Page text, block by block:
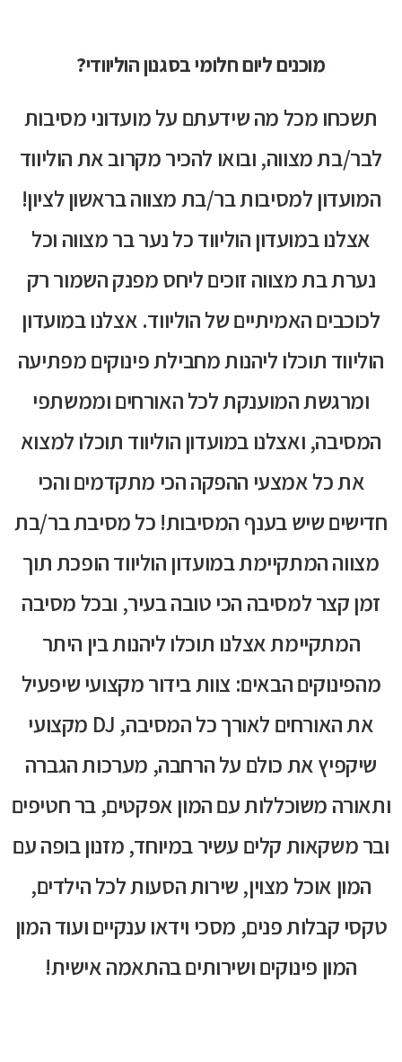
מוכנים ליום חלומי בסגנון הוליוודי?​
תשכחו מכל מה שידעתם על מועדוני מסיבות
לבר/בת מצווה, ובואו להכיר מקרוב את הוליווד
המועדון למסיבות בר/בת מצווה בראשון לציון!
אצלנו במועדון הוליווד כל נער בר מצווה וכל
נערת בת מצווה זוכים ליחס מפנק השמור רק
לכוכבים האמיתיים של הוליווד. אצלנו במועדון
הוליווד תוכלו ליהנות מחבילת פינוקים מפתיעה
ומרגשת המוענקת לכל האורחים וממשתפי
המסיבה, ואצלנו במועדון הוליווד תוכלו למצוא
את כל אמצעי ההפקה הכי מתקדמים והכי
חדישים שיש בענף המסיבות! כל מסיבת בר/בת
מצווה המתקיימת במועדון הוליווד הופכת תוך
זמן קצר למסיבה הכי טובה בעיר, ובכל מסיבה
המתקיימת אצלנו תוכלו ליהנות בין היתר
מהפינוקים הבאים: צוות בידור מקצועי שיפעיל
את האורחים לאורך כל המסיבה, DJ מקצועי
שיקפיץ את כולם על הרחבה, מערכות הגברה
ותאורה משוכללות עם המון אפקטים, בר חטיפים
ובר משקאות קלים עשיר במיוחד, מזנון בופה עם
המון אוכל מצוין, שירות הסעות לכל הילדים,
טקסי קבלות פנים, מסכי וידאו ענקיים ועוד המון
המון פינוקים ושירותים בהתאמה אישית!